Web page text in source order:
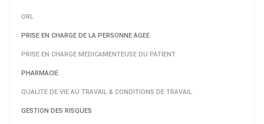
ORL
PRISE EN CHARGE DE LA PERSONNE AGEE
PRISE EN CHARGE MEDICAMENTEUSE DU PATIENT
PHARMACIE
QUALITE DE VIE AU TRAVAIL & CONDITIONS DE TRAVAIL
GESTION DES RISQUES